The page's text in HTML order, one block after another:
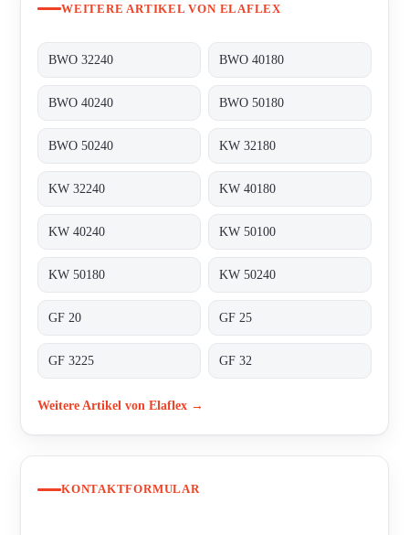
WEITERE ARTIKEL VON ELAFLEX
BWO 32240 BWO 40180
BWO 40240 BWO 50180
BWO 50240 KW 32180
KW 32240 KW 40180
KW 40240 KW 50100
KW 50180 KW 50240
GF 20 GF 25
GF 3225 GF 32
Weitere Artikel von Elaflex →
KONTAKTFORMULAR